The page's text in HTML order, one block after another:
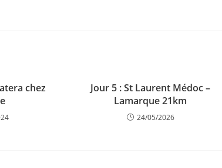
chez
Jour 5 : St Laurent Médoc –
Lamarque 21km
24/05/2026